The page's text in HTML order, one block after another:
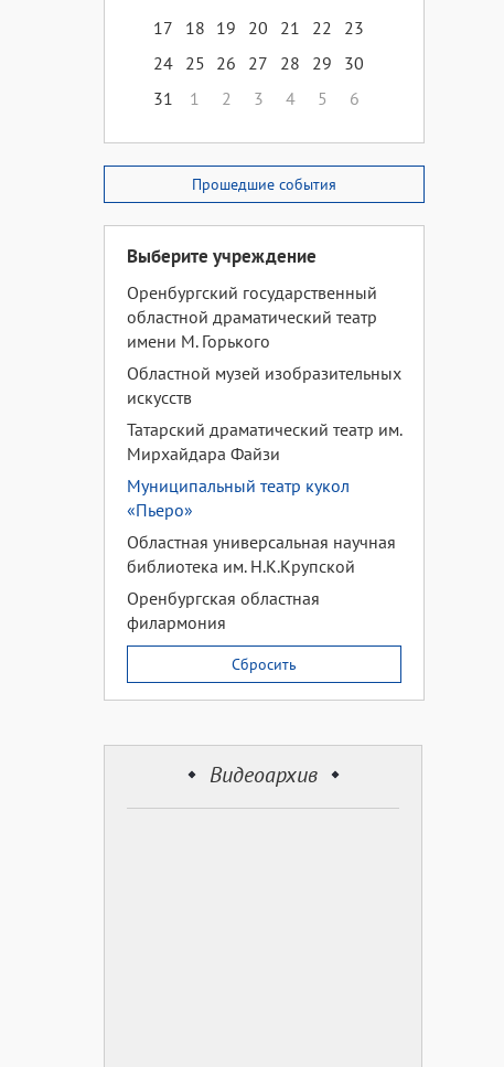
17
18 19 20 21 22
23
24 25 26 27 28 29
30
31
1 2 3 4 5 6
Прошедшие события
Выберите учреждение
Оренбургский государственный
областной драматический театр
имени М. Горького
Областной музей изобразительных
искусств
Татарский драматический театр им.
Мирхайдара Файзи
Муниципальный театр кукол
«Пьеро»
Областная универсальная научная
библиотека им. Н.К.Крупской
Оренбургская областная
филармония
Сбросить
Видеоархив